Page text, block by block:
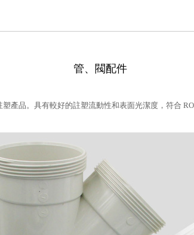
管、閥配件
產品。具有較好的註塑流動性和表面光潔度，符合